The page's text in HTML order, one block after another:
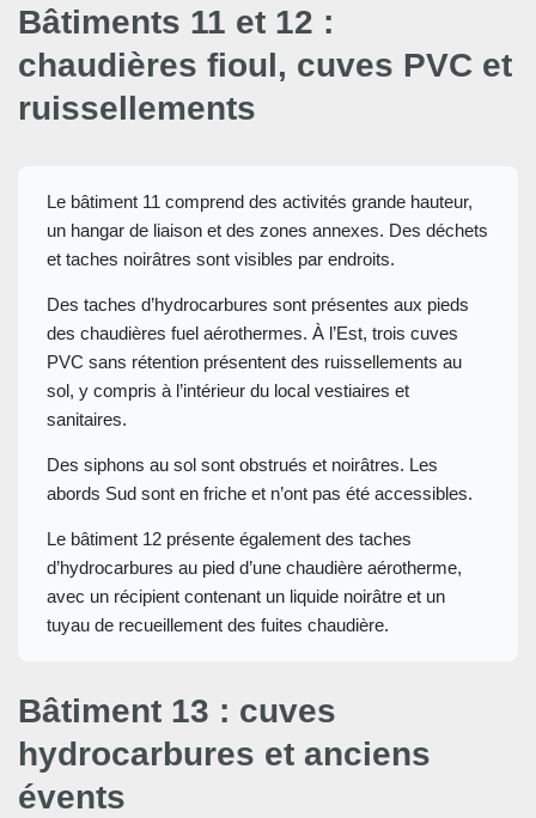
Bâtiments 11 et 12 :
chaudières fioul, cuves PVC et
ruissellements
Le bâtiment 11 comprend des activités grande hauteur,
un hangar de liaison et des zones annexes. Des déchets
et taches noirâtres sont visibles par endroits.
Des taches d’hydrocarbures sont présentes aux pieds
des chaudières fuel aérothermes. À l’Est, trois cuves
PVC sans rétention présentent des ruissellements au
sol, y compris à l’intérieur du local vestiaires et
sanitaires.
Des siphons au sol sont obstrués et noirâtres. Les
abords Sud sont en friche et n’ont pas été accessibles.
Le bâtiment 12 présente également des taches
d’hydrocarbures au pied d’une chaudière aérotherme,
avec un récipient contenant un liquide noirâtre et un
tuyau de recueillement des fuites chaudière.
Bâtiment 13 : cuves
hydrocarbures et anciens
évents